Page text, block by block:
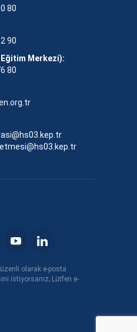
80
90
Merkezi):
80
olarak e-posta
istiyorsanız; Lütfen e-